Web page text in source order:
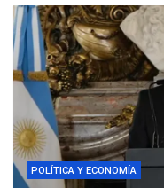
POLÍTICA Y ECONOMÍA